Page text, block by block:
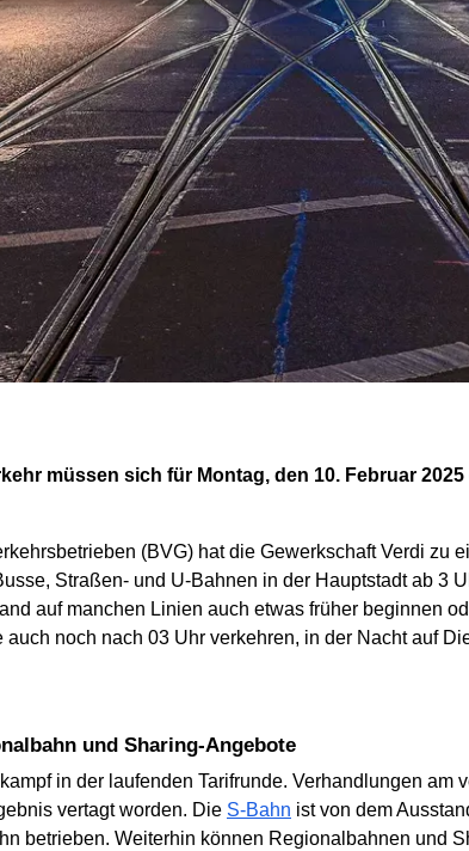
müssen sich für Montag, den 10. Februar
(BVG) hat die Gewerkschaft Verdi zu
Straßen- und U-Bahnen in der Hauptstadt ab 3
auf manchen Linien auch etwas früher beginnen
noch nach 03 Uhr verkehren, in der Nacht auf
und Sharing-Angebote
in der laufenden Tarifrunde. Verhandlungen
vertagt worden. Die S-Bahn ist von dem
betrieben. Weiterhin können Regionalbahnen und